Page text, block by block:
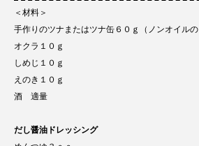
＜材料＞
手作りのツナまたはツナ缶６０ｇ（ノンオイルの
オクラ１０ｇ
しめじ１０ｇ
えのき１０ｇ
酒 適量
だし醤油ドレッシング